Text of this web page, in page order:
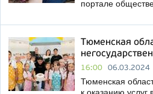
портале
Тюменская
16:00 06.03.2024
Тюменская